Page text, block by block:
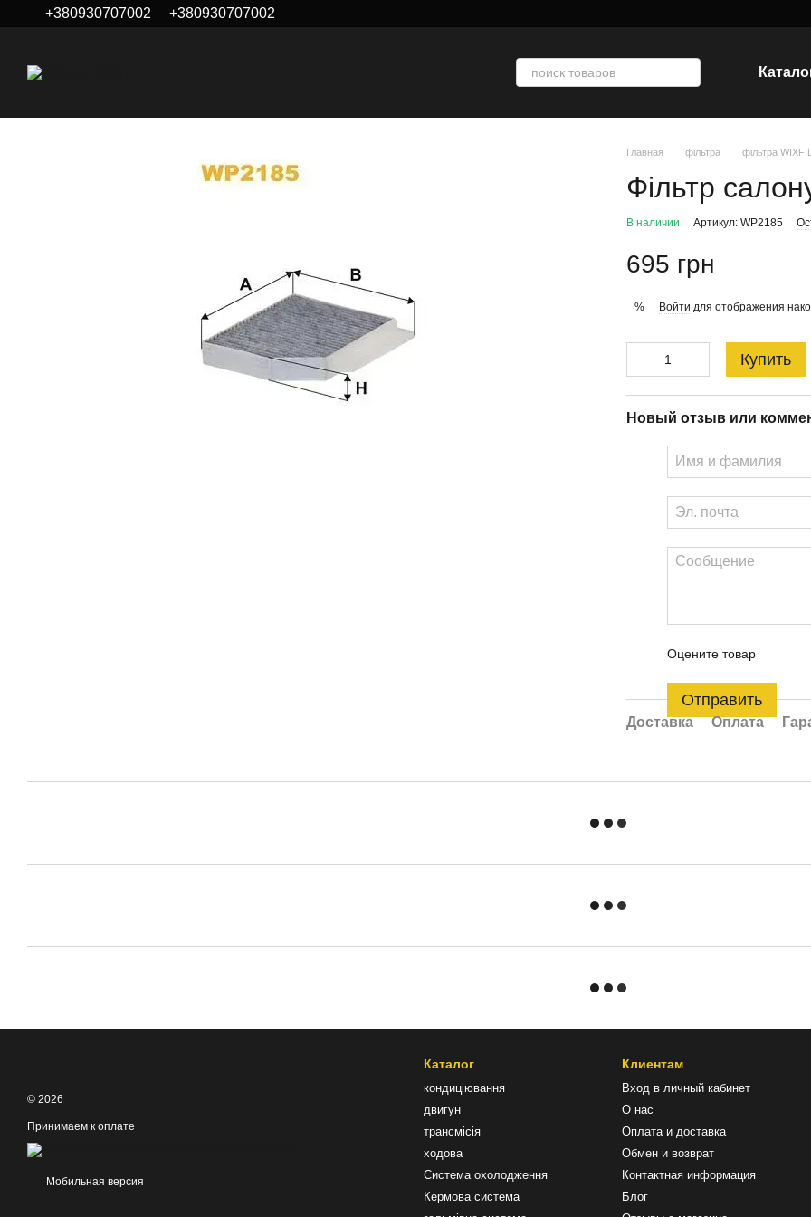
Перейти к основному контенту
+380930707002 +380930707002
Главная фільтра фільтра
Фільтр
В наличии Артикул: WP2185
695 грн
% Войти для отображения
Купить
Новый отзыв или
Оцените товар
Отправить
Доставка Оплата
© 2026
Принимаем к оплате
Мобильная версия
Каталог
кондиціювання
двигун
трансмісія
ходова
Система охолодження
Кермова система
Клиентам
Вход в личный кабинет
О нас
Оплата и доставка
Обмен и возврат
Контактная информация
Блог